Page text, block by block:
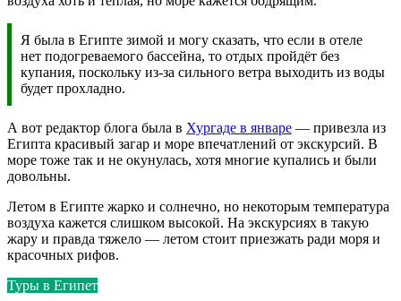
Я была в Египте зимой и могу сказать, что если в отеле
нет подогреваемого бассейна, то отдых пройдёт без
купания, поскольку из-за сильного ветра выходить из воды
будет прохладно.
А вот редактор блога была в Хургаде в январе — привезла из
Египта красивый загар и море впечатлений от экскурсий. В
море тоже так и не окунулась, хотя многие купались и были
довольны.
Летом в Египте жарко и солнечно, но некоторым температура
воздуха кажется слишком высокой. На экскурсиях в такую
жару и правда тяжело — летом стоит приезжать ради моря и
красочных рифов.
Туры в Египет